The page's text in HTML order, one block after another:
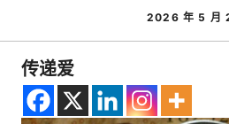
2026 年 5 月
传递爱